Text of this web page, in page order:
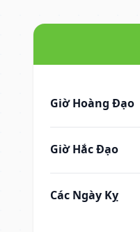
Giờ Hoàng Đạo
Giờ Hắc Đạo
Các Ngày Kỵ